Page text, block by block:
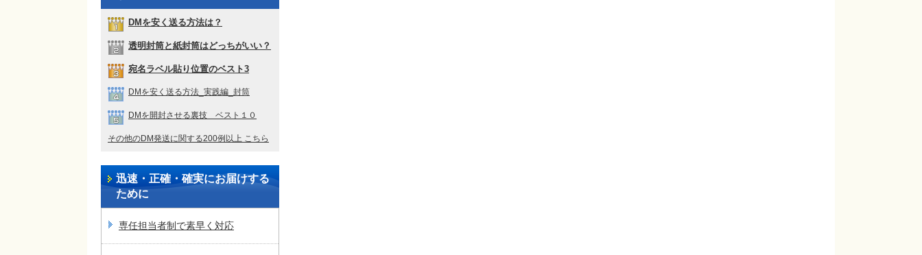
DMを安く送る方法は？
透明封筒と紙封筒はどっちがいい？
宛名ラベル貼り位置のベスト3
DMを安く送る方法_実践編_封筒
DMを開封させる裏技 ベスト１０
その他のDM発送に関する200例以上 こちら
迅速・正確・確実にお届けする
ために
専任担当者制で素早く対応